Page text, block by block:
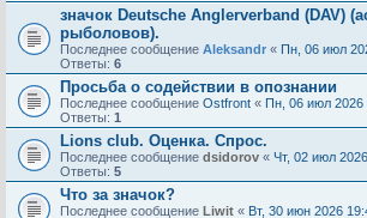
значок Deutsche Anglerverband (DAV)
рыболовов).
Последнее сообщение Aleksandr « Пн, 06 июл
Ответы: 6
Просьба о содействии в опознании
Последнее сообщение Ostfront « Пн, 06 июл 2026
Ответы: 1
Lions club. Оценка. Спрос.
Последнее сообщение dsidorov « Чт, 02 июл
Ответы: 5
Что за значок?
Последнее сообщение Liwit « Вт, 30 июн 2026